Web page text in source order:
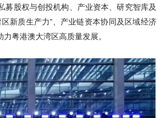
股权与创投机构、产业资本、研究智库及
新质生产力”、产业链资本协同及区域经济
粤港澳大湾区高质量发展。